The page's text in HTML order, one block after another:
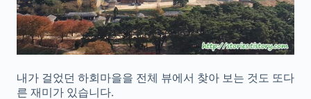
내가 걸었던 하회마을을 전체 뷰에서 찾아 보는 것도 또다
른 재미가 있습니다.